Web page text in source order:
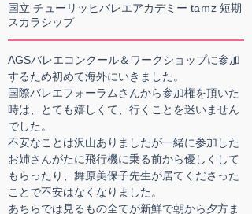
国立 チューリッヒバレエアカデミー taｍz 短期
スカラシップ
AGSバレエコンクール＆ワークショップに参加
するため初めて海外にいきました。
国際バレエフォーラムさんから参加権を頂いた
時は、とても嬉しくて、行くことを迷いません
でした。
不安なことは沢山ありましたが一緒に参加した
お姉さんがたに飛行機に乗る前から優しくして
もらったり、舞原美保子先生が居てくださった
ことで不安はなくなりました。
あちらでは見るもの全てが新鮮で朝から夕方ま